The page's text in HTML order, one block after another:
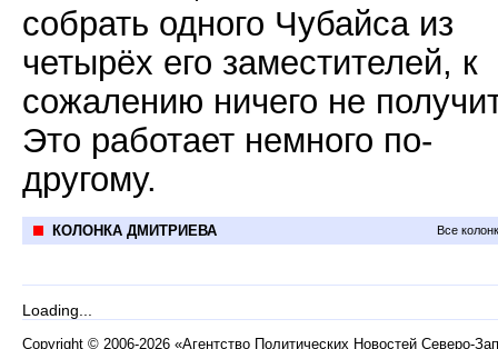
собрать одного Чубайса из
четырёх его заместителей, к
сожалению ничего не
Это работает немного по-
другому.
КОЛОНКА ДМИТРИЕВА Все
Loading...
Copyright © 2006-2026 «Агентство Политических Новостей Северо-